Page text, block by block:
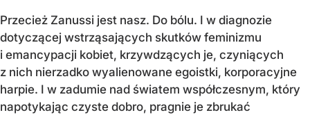
Przecież Zanussi jest nasz. Do bólu. I w diagnozie
dotyczącej wstrząsających skutków feminizmu
i emancypacji kobiet, krzywdzących je, czyniących
z nich nierzadko wyalienowane egoistki, korporacyjne
harpie. I w zadumie nad światem współczesnym, który
napotykając czyste dobro, pragnie je zbrukać